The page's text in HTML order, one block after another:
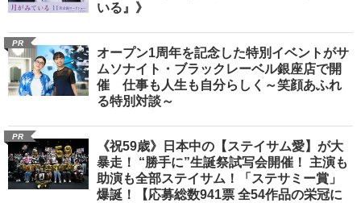
いる』》
PR
オープン1周年を記念した特別イベントがサ
ムソナイト・ブラックレーベル銀座店で開
催 仕事も人生も自分らしく～笑顔あふれ
る特別対談～
PR
《祝59歳》日本中の【ステイサム愛】が大
暴走！ “勝手に”生誕祭試写会開催！ 主演も
助演も全部ステイサム！「ステサミー賞」
爆誕！【応募総数941票 全54作品の栄冠に